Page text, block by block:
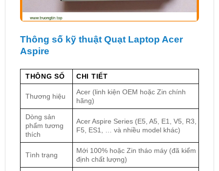
Thông số kỹ thuật Quạt Laptop Acer
Aspire
THÔNG SỐ CHI TIẾT
Thương hiệu
Acer (linh kiện OEM hoặc Zin chính
hãng)
Dòng sản
phẩm tương
thích
Acer Aspire Series (E5, A5, E1, V5, R3,
F5, ES1, … và nhiều model khác)
Tình trạng
Mới 100% hoặc Zin tháo máy (đã kiểm
định chất lượng)